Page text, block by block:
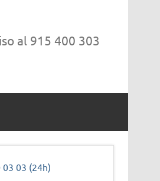
al 915 400 303
03 03 (24h)